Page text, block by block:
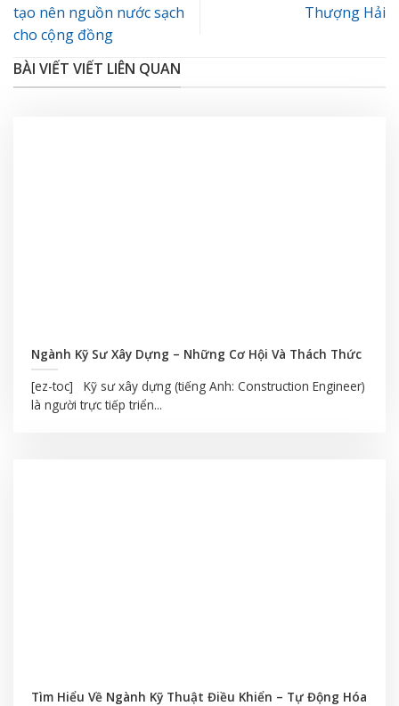
tạo nên nguồn nước sạch
cho cộng đồng
Thượng Hải
BÀI VIẾT VIẾT LIÊN QUAN
Ngành Kỹ Sư Xây Dựng – Những Cơ Hội Và Thách Thức
[ez-toc] Kỹ sư xây dựng (tiếng Anh: Construction Engineer)
là người trực tiếp triển...
Tìm Hiểu Về Ngành Kỹ Thuật Điều Khiển – Tự Động Hóa